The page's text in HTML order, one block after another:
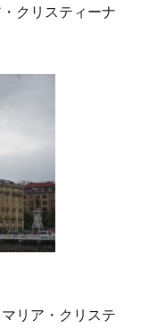
クリスティーナ
リア・クリステ